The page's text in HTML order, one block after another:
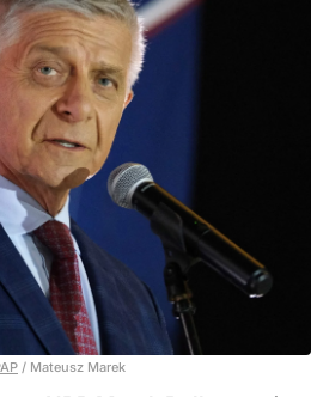
/ Mateusz Marek